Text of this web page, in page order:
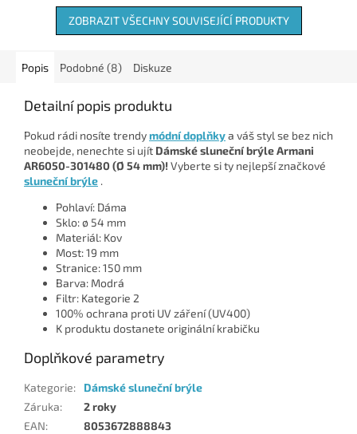
ZOBRAZIT VŠECHNY SOUVISEJÍCÍ PRODUKTY
Popis Podobné (8) Diskuze
Detailní popis produktu
Pokud rádi nosíte trendymódní doplňkya váš styl se bez nich
neobejde, nenechte si ujít Dámské sluneční brýle Armani
AR6050-301480 (Ø 54 mm)!Vyberte si ty nejlepší značkové
sluneční brýle .
Pohlaví: Dáma
Sklo: ø 54 mm
Materiál: Kov
Most: 19 mm
Stranice: 150 mm
Barva: Modrá
Filtr: Kategorie 2
100% ochrana proti UV záření (UV400)
K produktu dostanete originální krabičku
Doplňkové parametry
Kategorie:
Dámské sluneční brýle
Záruka:
2 roky
EAN: 8053672888843